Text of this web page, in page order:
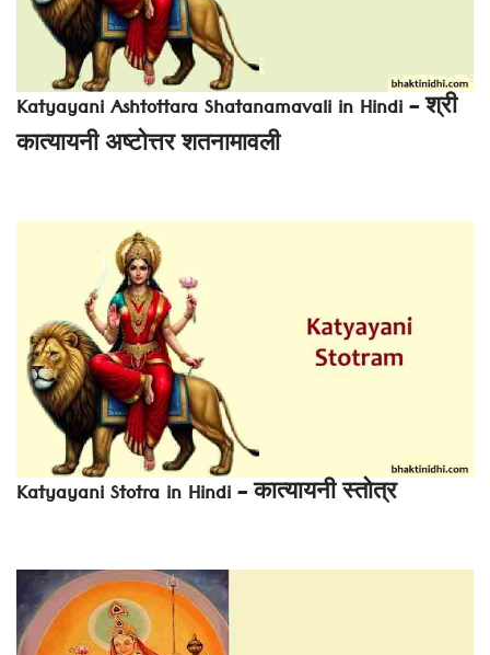
Katyayani Ashtottara Shatanamavali in Hindi – श्री
कात्यायनी अष्टोत्तर शतनामावली
Katyayani Stotra in Hindi – कात्यायनी स्तोत्र